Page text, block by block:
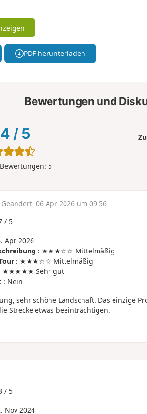
PDF herunterladen
Bewertungen und
/ 5
5
Geändert: 06 Apr 2026 um 09:56
/ 5
Apr 2026
: ★★★☆☆ Mittelmäßig
: ★★★☆☆ Mittelmäßig
Sehr gut
: Nein
sehr schöne Landschaft. Das einzige
Strecke etwas beeinträchtigen.
/ 5
Nov 2024